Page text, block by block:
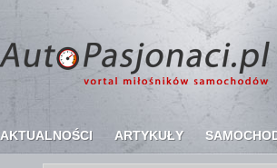
AKTUALNOŚCI ARTYKUŁY